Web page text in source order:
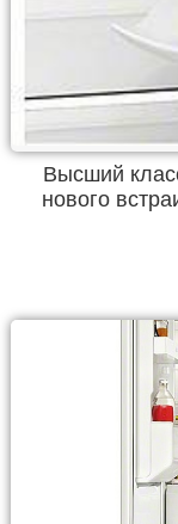
Высший
нового